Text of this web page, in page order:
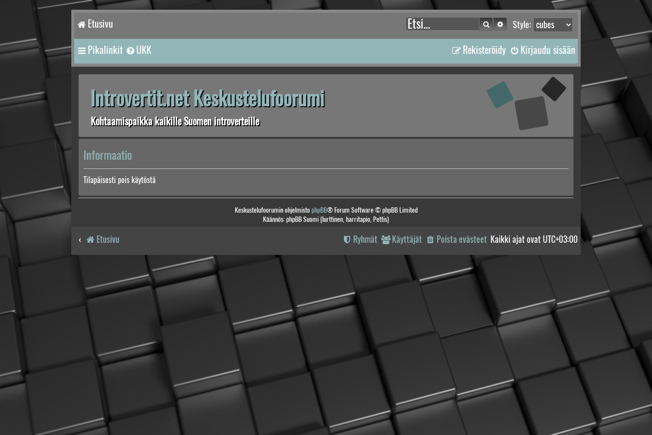
Etusivu Style:
Etsi Tarkennettu haku
Pikalinkit UKK Kirjaudu sisään
Rekisteröidy
Introvertit.net Keskustelufoorumi
Kohtaamispaikka kaikille Suomen introverteille
Informaatio
Tilapäisesti pois käytöstä
Keskustelufoorumin ohjelmistophpBB® Forum Software © phpBB Limited
Käännös: phpBB Suomi (lurttinen, harritapio, Pettis)
Etusivu Kaikki ajat ovat UTC+03:00
Poista evästeet
Käyttäjät
Ryhmät